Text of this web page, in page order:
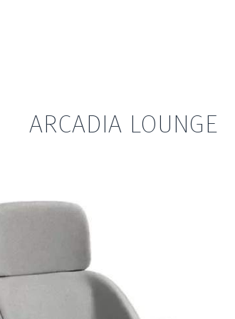
ARCADIA LOUNGE